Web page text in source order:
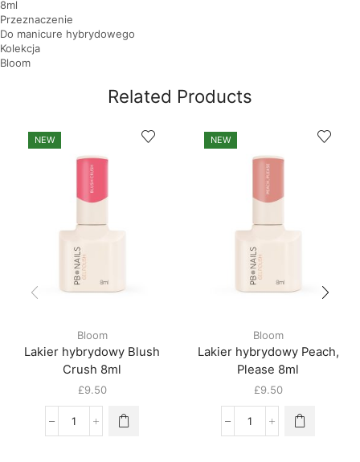
8ml
Przeznaczenie
Do manicure hybrydowego
Kolekcja
Bloom
Related Products
NEW
Bloom
Lakier hybrydowy Blush
Crush 8ml
£9.50
NEW
Bloom
Lakier hybrydowy Peach,
Please 8ml
£9.50